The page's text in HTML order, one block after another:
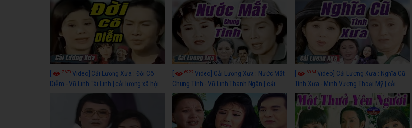
7670 Video] Cải Lương Xưa : Đời Cô
Diễm - Vũ Linh Tài Linh | cải lương xã hội
6922 Video] Cải Lương Xưa : Nước Mắt
Chung Tình - Vũ Linh Thanh Ngân | cải
lương xã hội hay nhất
6064Video] Cải Lương Xưa : Nghĩa Cũ
Tình Xưa - Minh Vương Thoại Mỹ | cải
lương xã hội hay nhất